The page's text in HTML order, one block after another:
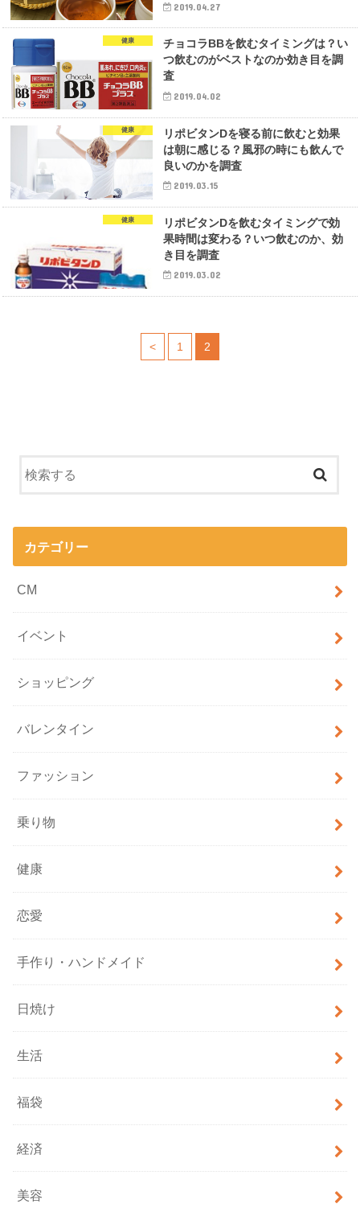
2019.04.27
健康
チョコラBBを飲むタイミングは？い
つ飲むのがベストなのか効き目を調
査
2019.04.02
健康
リポビタンDを寝る前に飲むと効果
は朝に感じる？風邪の時にも飲んで
良いのかを調査
2019.03.15
健康
リポビタンDを飲むタイミングで効
果時間は変わる？いつ飲むのか、効
き目を調査
2019.03.02
< 1 2
カテゴリー
CM
イベント
ショッピング
バレンタイン
ファッション
乗り物
健康
恋愛
手作り・ハンドメイド
日焼け
生活
福袋
経済
美容